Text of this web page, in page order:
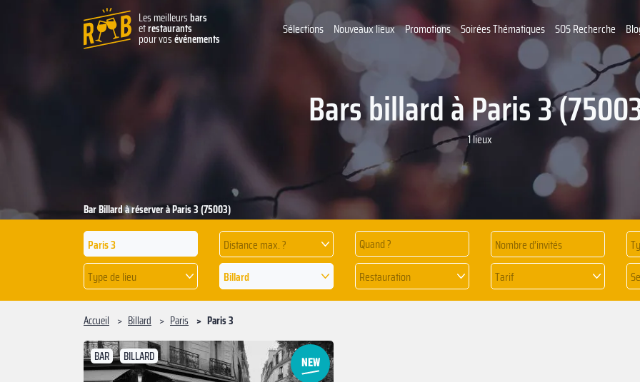
Les meilleursbars
etrestaurants
pour vosévénements
Sélections Nouveaux lieux Promotions Soirées Thématiques SOS Recherche
Bars billard à Paris 3
1 lieux
Distance max. ? Quand ?
Type de lieu
Billard Restauration Tarif
Bar Billard à réserver à Paris 3 (75003)
Accueil Billard Paris Paris 3
BAR BILLARD